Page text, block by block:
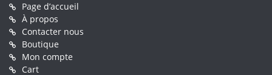
Page d’accueil
À propos
Contacter nous
Boutique
Mon compte
Cart